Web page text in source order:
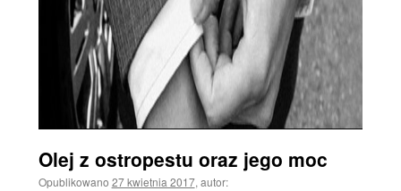
Olej z ostropestu oraz jego moc
Opublikowano 27 kwietnia 2017, autor: